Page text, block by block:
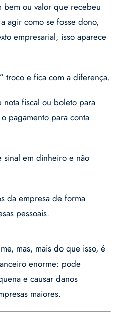
ou valor que recebeu
agir como se fosse dono,
empresarial, isso aparece
troco e fica com a diferença.
fiscal ou boleto para
pagamento para conta
em dinheiro e não
da empresa de forma
pessoais.
mas, mais do que isso, é
enorme: pode
e causar danos
maiores.